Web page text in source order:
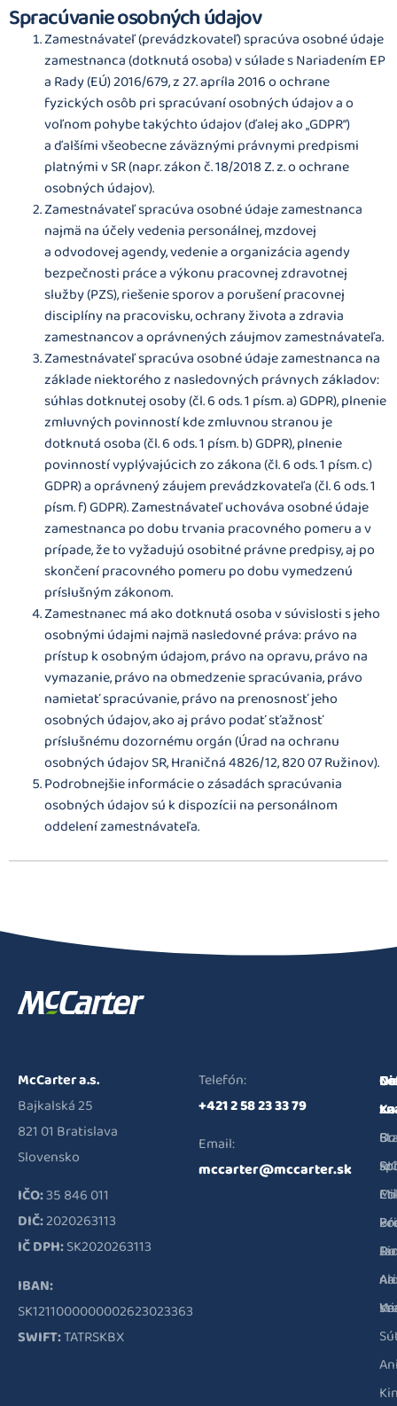
Spracúvanie osobných údajov
Zamestnávateľ (prevádzkovateľ) spracúva osobné údaje
zamestnanca (dotknutá osoba) v súlade s Nariadením EP
a Rady (EÚ) 2016/679, z 27. apríla 2016 o ochrane
fyzických osôb pri spracúvaní osobných údajov a o
voľnom pohybe takýchto údajov (ďalej ako „GDPR“)
a ďalšími všeobecne záväznými právnymi predpismi
platnými v SR (napr. zákon č. 18/2018 Z. z. o ochrane
osobných údajov).
Zamestnávateľ spracúva osobné údaje zamestnanca
najmä na účely vedenia personálnej, mzdovej
a odvodovej agendy, vedenie a organizácia agendy
bezpečnosti práce a výkonu pracovnej zdravotnej
služby (PZS), riešenie sporov a porušení pracovnej
disciplíny na pracovisku, ochrany života a zdravia
zamestnancov a oprávnených záujmov zamestnávateľa.
Zamestnávateľ spracúva osobné údaje zamestnanca na
základe niektorého z nasledovných právnych základov:
súhlas dotknutej osoby (čl. 6 ods. 1 písm. a) GDPR), plnenie
zmluvných povinností kde zmluvnou stranou je
dotknutá osoba (čl. 6 ods. 1 písm. b) GDPR), plnenie
povinností vyplývajúcich zo zákona (čl. 6 ods. 1 písm. c)
GDPR) a oprávnený záujem prevádzkovateľa (čl. 6 ods. 1
písm. f) GDPR). Zamestnávateľ uchováva osobné údaje
zamestnanca po dobu trvania pracovného pomeru a v
prípade, že to vyžadujú osobitné právne predpisy, aj po
skončení pracovného pomeru po dobu vymedzenú
príslušným zákonom.
Zamestnanec má ako dotknutá osoba v súvislosti s jeho
osobnými údajmi najmä nasledovné práva: právo na
prístup k osobným údajom, právo na opravu, právo na
vymazanie, právo na obmedzenie spracúvania, právo
namietať spracúvanie, právo na prenosnosť jeho
osobných údajov, ako aj právo podať sťažnosť
príslušnému dozornému orgán (Úrad na ochranu
osobných údajov SR, Hraničná 4826/12, 820 07 Ružinov).
Podrobnejšie informácie o zásadách spracúvania
osobných údajov sú k dispozícii na personálnom
oddelení zamestnávateľa.
McCarter a.s.
Bajkalská 25
821 01 Bratislava
Slovensko
IČO:35 846 011
DIČ:2020263113
IČ DPH:SK2020263113
IBAN:
SK1211000000002623023363
SWIFT:TATRSKBX
Telefón:
+421 2 58 23 33 79
Email:
mccarter@mccarter.sk
O
na